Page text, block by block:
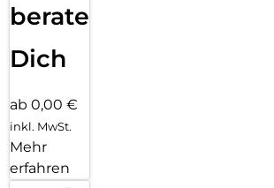
beraten
Dich
ab 0,00 €
inkl. MwSt.
Mehr
erfahren